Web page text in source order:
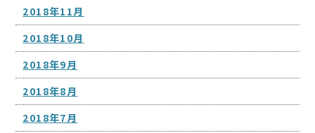
2018年11月
2018年10月
2018年9月
2018年8月
2018年7月